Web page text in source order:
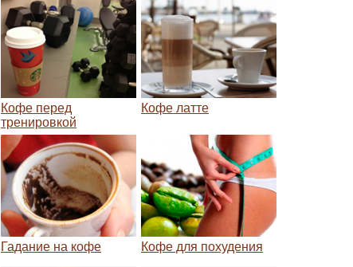
Кофе перед
тренировкой
Кофе латте
Гадание на кофе Кофе для похудения